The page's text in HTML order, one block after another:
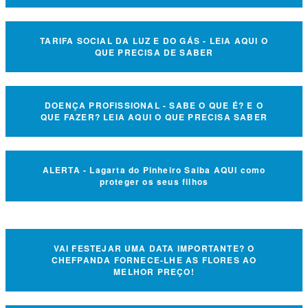
TARIFA SOCIAL DA LUZ E DO GÁS - LEIA AQUI O
QUE PRECISA DE SABER
DOENÇA PROFISSIONAL - SABE O QUE É? E O
QUE FAZER? LEIA AQUI O QUE PRECISA SABER
ALERTA - Lagarta do Pinheiro Saiba AQUI como
proteger os seus filhos
VAI FESTEJAR UMA DATA IMPORTANTE? O
CHEFPANDA FORNECE-LHE AS FLORES AO
MELHOR PREÇO!